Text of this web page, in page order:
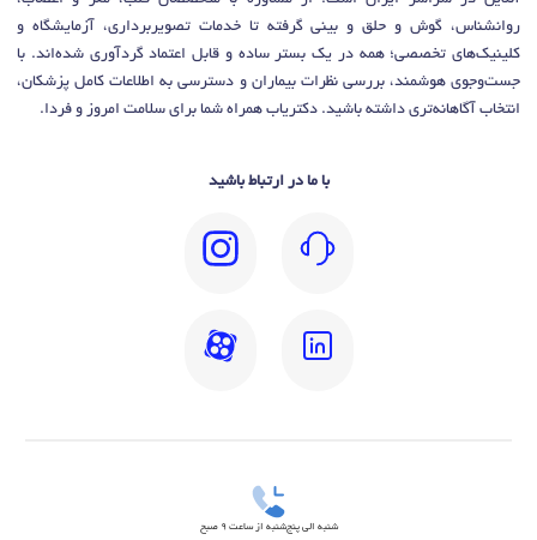
روانشناس، گوش و حلق و بینی گرفته تا خدمات تصویربرداری، آزمایشگاه و
کلینیک‌های تخصصی؛ همه در یک بستر ساده و قابل اعتماد گردآوری شده‌اند. با
جست‌وجوی هوشمند، بررسی نظرات بیماران و دسترسی به اطلاعات کامل پزشکان،
انتخاب آگاهانه‌تری داشته باشید. دکتریاب همراه شما برای سلامت امروز و فردا.
با ما در ارتباط باشید
شنبه الی پنج‌شنبه از ساعت 9 صبح